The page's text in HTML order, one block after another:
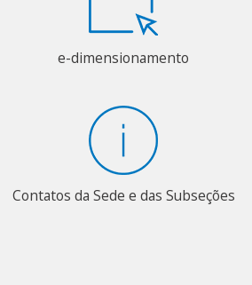
e-dimensionamento
Contatos da Sede e das Subseções